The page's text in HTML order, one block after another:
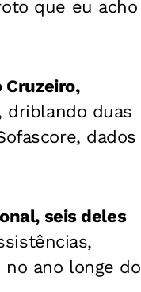
que eu acho
driblando duas
dados
seis deles
ano longe do